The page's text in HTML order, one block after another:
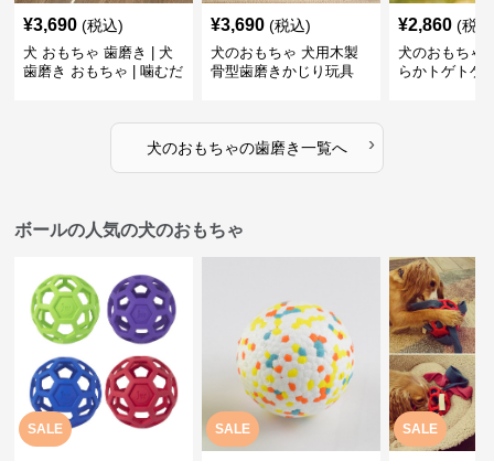
¥3,690 (税込)
犬 おもちゃ 歯磨き | 犬
歯磨き おもちゃ | 噛むだ
¥3,690 (税込)
犬のおもちゃ 犬用木製
骨型歯磨きかじり玩具
¥2,860 (税
犬のおもちゃ
らかトゲトゲ
犬のおもちゃの歯磨き一覧へ ›
ボールの人気の犬のおもちゃ
SALE SALE SALE